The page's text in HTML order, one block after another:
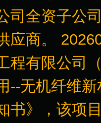
司全资子公
应商。
程有限公司
--无机纤维
书》，该项